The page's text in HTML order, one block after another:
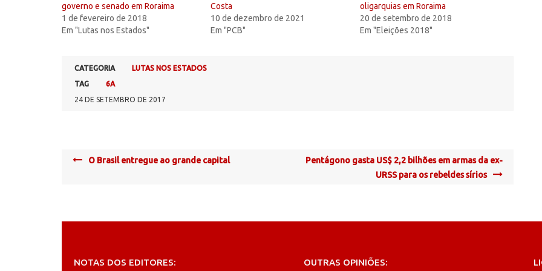
governo e senado em Roraima
1 de fevereiro de 2018
Em "Lutas nos Estados"
Costa
10 de dezembro de 2021
Em "PCB"
oligarquias em Roraima
20 de setembro de 2018
Em "Eleições 2018"
CATEGORIA
LUTAS NOS ESTADOS
TAG
6A
24 DE SETEMBRO DE 2017
PostO Brasil entregue ao grande capital
Pentágono gasta US$ 2,2 bilhões em armas da ex-
URSS para os rebeldes sírios
NOTAS DOS EDITORES: OUTRAS OPINIÕES: